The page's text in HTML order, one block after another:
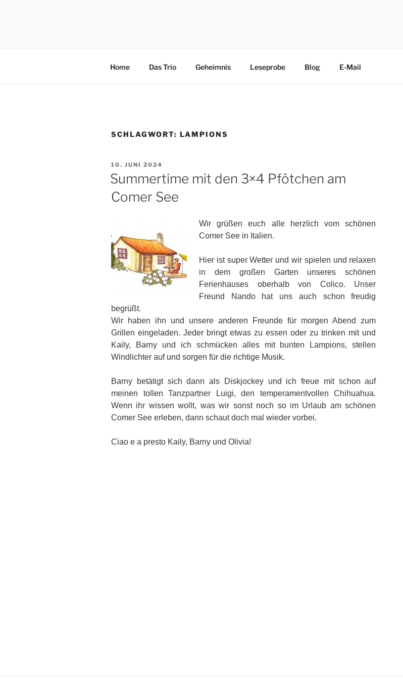
Home Das Trio Geheimnis Leseprobe Blog E-Mail
SCHLAGWORT: LAMPIONS
VERÖFFENTLICHT
AM
10. JUNI 2024
Summertime mit den 3×4 Pfötchen am
Comer See
Wir grüßen euch alle herzlich vom schönen
Comer See in Italien.
Hier ist super Wetter und wir spielen und relaxen
in dem großen Garten unseres schönen
Ferienhauses oberhalb von Colico. Unser
Freund Nando hat uns auch schon freudig
begrüßt.
Wir haben ihn und unsere anderen Freunde für morgen Abend zum
Grillen eingeladen. Jeder bringt etwas zu essen oder zu trinken mit und
Kaily, Barny und ich schmücken alles mit bunten Lampions, stellen
Windlichter auf und sorgen für die richtige Musik.
Barny betätigt sich dann als Diskjockey und ich freue mit schon auf
meinen tollen Tanzpartner Luigi, den temperamentvollen Chihuahua.
Wenn ihr wissen wollt, was wir sonst noch so im Urlaub am schönen
Comer See erleben, dann schaut doch mal wieder vorbei.
Ciao e a presto Kaily, Barny und Olivia!